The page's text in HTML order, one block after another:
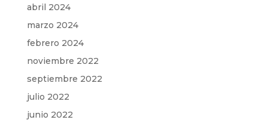
abril 2024
marzo 2024
febrero 2024
noviembre 2022
septiembre 2022
julio 2022
junio 2022